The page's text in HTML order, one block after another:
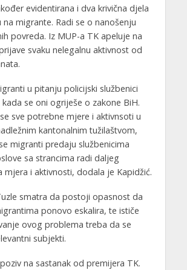
evidentirana i dva krivična djela
migrante. Radi se o nanošenju
povreda. Iz MUP-a TK apeluje na
svaku nelegalnu aktivnost od
u pitanju policijski službenici
se oni ogriješe o zakone BiH.
sve potrebne mjere i aktivnsoti u
kantonalnim tužilaštvom,
migranti predaju službenicima
sa strancima radi daljeg
mjera i aktivnosti, dodala je Kapidžić.
smatra da postoji opasnost da
ponovo eskalira, te ističe
ovog problema treba da se
subjekti.
na sastanak od premijera TK.